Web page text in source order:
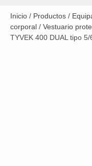
Inicio / Productos /
corporal / Vestuario
TYVEK 400 DUAL tipo